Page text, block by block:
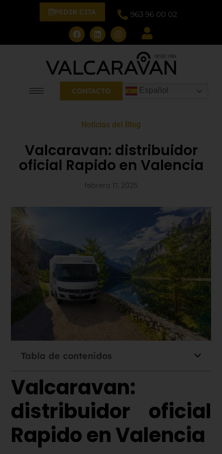
PEDIR CITA 963 96 00 02
CONTACTO Español
Noticias del Blog
Valcaravan: distribuidor
oficial Rapido en Valencia
febrero 17, 2025
Tabla de contenidos
Valcaravan:
distribuidor oficial
Rapido en Valencia